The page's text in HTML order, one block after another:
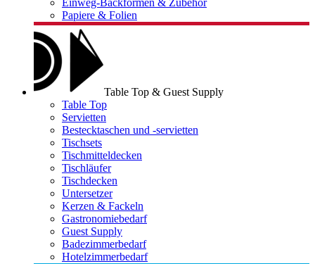
Einweg-Backformen & Zubehör
Papiere & Folien
Table Top & Guest Supply
Table Top
Servietten
Bestecktaschen und -servietten
Tischsets
Tischmitteldecken
Tischläufer
Tischdecken
Untersetzer
Kerzen & Fackeln
Gastronomiebedarf
Guest Supply
Badezimmerbedarf
Hotelzimmerbedarf